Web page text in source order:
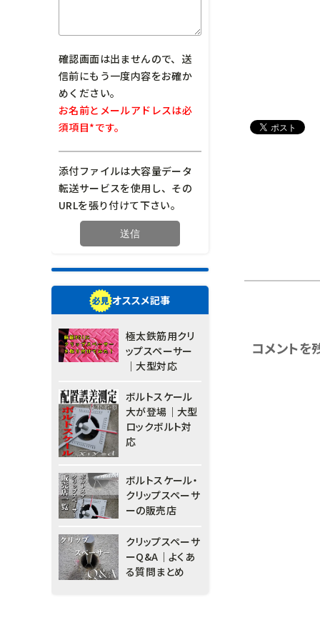
コメントを
確認画面は出ませんので、送
信前にもう一度内容をお確か
めください。
お名前とメールアドレスは必
須項目*です。
添付ファイルは大容量データ
転送サービスを使用し、その
URLを張り付けて下さい。
オススメ記事
極太鉄筋用クリ
ップスペーサー
｜大型対応
ボルトスケール
大が登場｜大型
ロックボルト対
応
ボルトスケール・
クリップスペーサ
ーの販売店
クリップスペーサ
ーQ&A｜よくあ
る質問まとめ